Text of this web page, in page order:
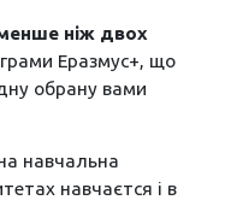
ніж двох
Еразмус+, що
обрану вами
навчальна
навчаєтся і в